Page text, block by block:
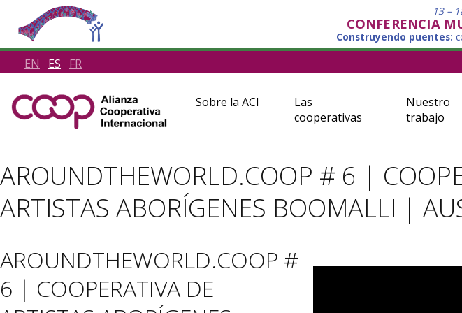
13 –
CONFERENCIA
Construyendo puentes:
EN ES FR
Sobre la ACI
Las
cooperativas
Nuestro
trabajo
AROUNDTHEWORLD.COOP # 6 |
ARTISTAS ABORÍGENES BOOMALLI |
AROUNDTHEWORLD.COOP #
6 | COOPERATIVA DE